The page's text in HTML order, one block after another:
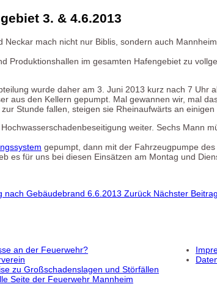
3. & 4.6.2013
Neckar mach nicht nur Biblis, sondern auch
Produktionshallen im gesamten Hafengebiet zu
wurde daher am 3. Juni 2013 kurz nach 7
aus den Kellern gepumpt. Mal gewannen wir, mal
Stunde fallen, steigen sie Rheinaufwärts an einigen
weiter. Sechs Mann
gepumpt, dann mit der Fahrzeugpumpe
es für uns bei diesen Einsätzen am Montag und
nach Gebäudebrand 6.6.2013 Zurück Nächster
an der Feuerwehr?
zu Großschadenslagen und Störfällen
Seite der Feuerwehr Mannheim